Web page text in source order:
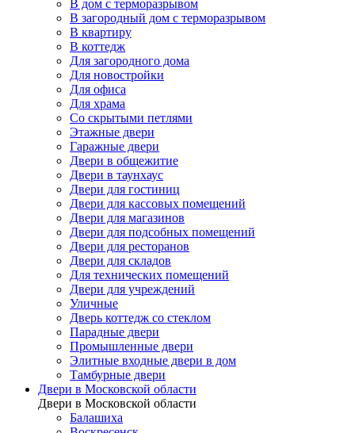
В дом с терморазрывом
В загородный дом с терморазрывом
В квартиру
В коттедж
Для загородного дома
Для новостройки
Для офиса
Для храма
Со скрытыми петлями
Этажные двери
Гаражные двери
Двери в общежитие
Двери в таунхаус
Двери для гостиниц
Двери для кассовых помещений
Двери для магазинов
Двери для подсобных помещений
Двери для ресторанов
Двери для складов
Для технических помещений
Двери для учреждений
Уличные
Дверь коттедж со стеклом
Парадные двери
Промышленные двери
Элитные входные двери в дом
Тамбурные двери
Двери в Московской области
Двери в Московской области
Балашиха